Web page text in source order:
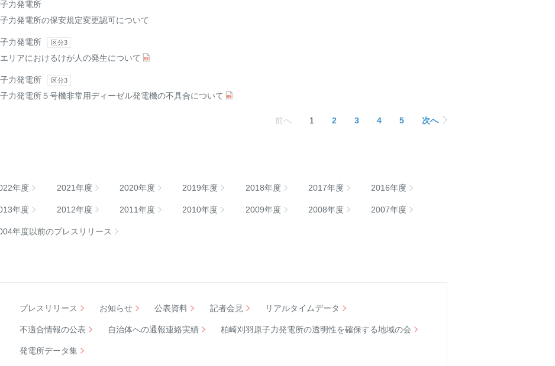
力発電所
力発電所の保安規定変更認可について
力発電所 区分3
リアにおけるけが人の発生について
力発電所 区分3
力発電所５号機非常用ディーゼル発電機の不具合について
前へ 1 2 3 4 5 次へ
年度 2021年度 2020年度 2019年度 2018年度 2017年度 2016年度
年度 2012年度 2011年度 2010年度 2009年度 2008年度 2007年度
年度以前のプレスリリース
プレスリリース お知らせ 公表資料 記者会見 リアルタイムデータ
不適合情報の公表 自治体への通報連絡実績 柏崎刈羽原子力発電所の透明性を確保する地域の会
発電所データ集